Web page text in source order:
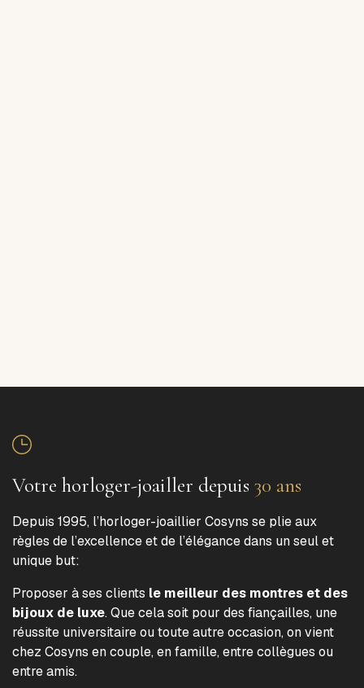
Votre horloger-joailler depuis 30 ans
Depuis 1995, l’horloger-joaillier Cosyns se plie aux
règles de l’excellence et de l’élégance dans un seul et
unique but:
Proposer à ses clients le meilleur des montres et des
bijoux de luxe. Que cela soit pour des fiançailles, une
réussite universitaire ou toute autre occasion, on vient
chez Cosyns en couple, en famille, entre collègues ou
entre amis.